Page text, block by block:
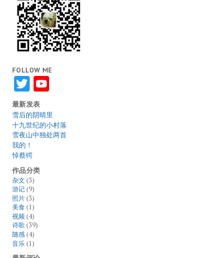
FOLLOW ME
TwitterYouTube
最新发表
雪后的阴晴里
十九世纪的小村落
雪夜山中独处两首
我的！
悼蔡锷
作品分类
杂文 (3)
游记(9)
照片(3)
美食 (1)
视频(4)
诗歌(39)
随感(4)
音乐(1)